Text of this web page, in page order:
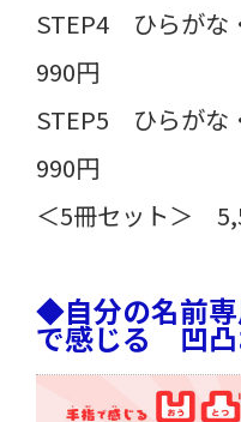
STEP4 ひらがな
990円
STEP5 ひらがな
990円
＜5冊セット＞
◆自分の名前
で感じる 凹凸